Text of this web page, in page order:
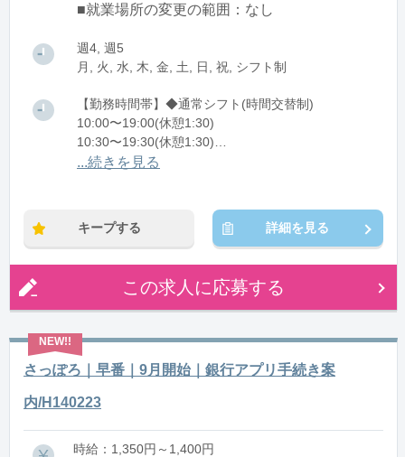
■就業場所の変更の範囲：なし
週4, 週5
月, 火, 水, 木, 金, 土, 日, 祝, シフト制
【勤務時間帯】◆通常シフト(時間交替制)
10:00〜19:00(休憩1:30)
10:30〜19:30(休憩1:30)
11:00〜20:00(休憩1:30)
...続きを見る
キープする 詳細を見る
この求人に応募する
さっぽろ｜早番｜9月開始｜銀行アプリ手続き案
内/H140223
時給：1,350円～1,400円